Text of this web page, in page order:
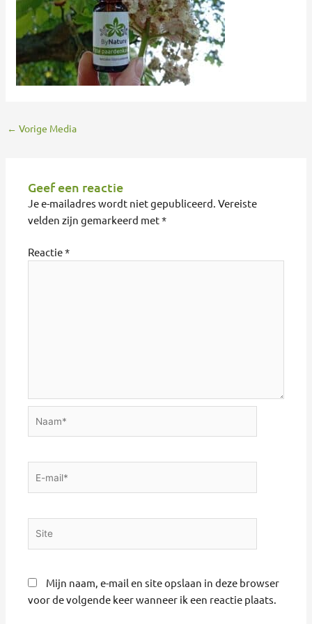
← Vorige Media
Geef een reactie
Je e-mailadres wordt niet gepubliceerd. Vereiste
velden zijn gemarkeerd met*
Reactie*
Mijn naam, e-mail en site opslaan in deze browser
voor de volgende keer wanneer ik een reactie plaats.